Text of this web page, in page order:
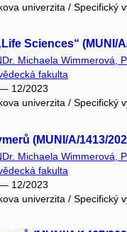
univerzita / Specifický
Sciences“ (MUNI/
Michaela Wimmerová,
fakulta
12/2023
univerzita / Specifický
(MUNI/A/1413/
Michaela Wimmerová,
fakulta
12/2023
univerzita / Specifický